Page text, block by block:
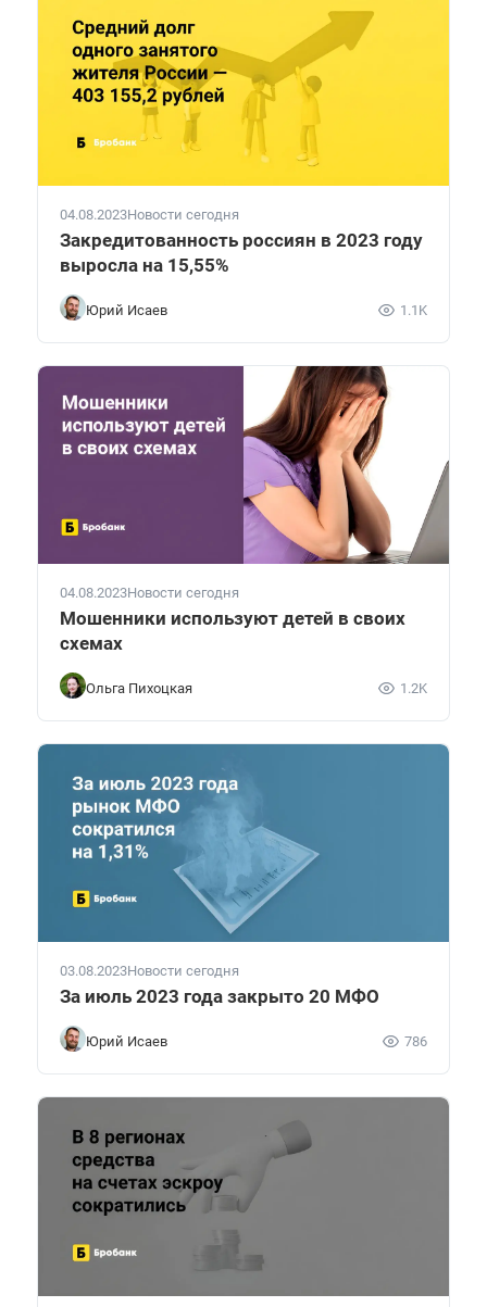
04.08.2023Новости сегодня
Закредитованность россиян в 2023 году
выросла на 15,55%
Юрий Исаев 1.1K
04.08.2023Новости сегодня
Мошенники используют детей в своих
схемах
Ольга Пихоцкая 1.2K
03.08.2023Новости сегодня
За июль 2023 года закрыто 20 МФО
Юрий Исаев 786